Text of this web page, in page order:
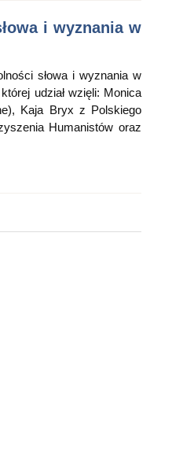
i wyznania w
słowa i wyznania w
udział wzięli: Monica
Kaja Bryx z Polskiego
Humanistów oraz